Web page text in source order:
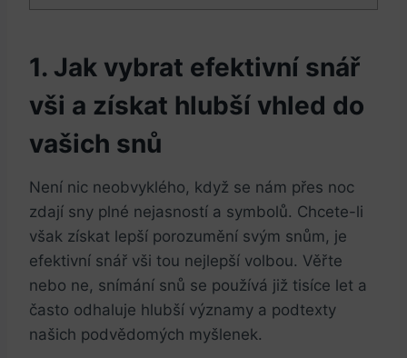
1. ‌Jak vybrat efektivní snář
vši‍ a získat hlubší vhled do
vašich snů
Není nic⁤ neobvyklého,​ když se nám přes noc⁣
zdají ⁤sny plné‌ nejasností a symbolů.​ Chcete-li
však získat lepší porozumění svým snům, je
efektivní snář vši tou⁤ nejlepší volbou. Věřte
nebo ne, snímání snů se⁢ používá již tisíce ⁤let​ a
často odhaluje hlubší významy a podtexty
našich podvědomých ​myšlenek.